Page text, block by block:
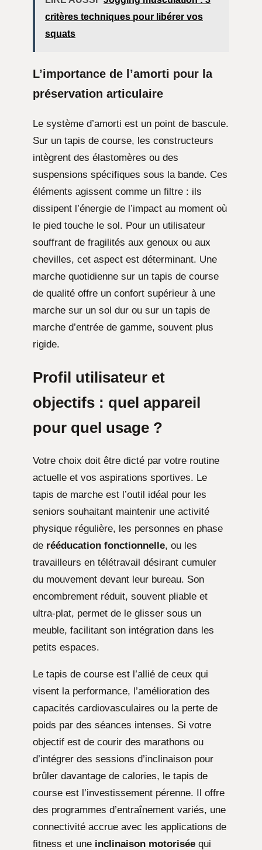
critères techniques pour libérer vos
squats
L’importance de l’amorti pour la
préservation articulaire
Le système d’amorti est un point de bascule.
Sur un tapis de course, les constructeurs
intègrent des élastomères ou des
suspensions spécifiques sous la bande. Ces
éléments agissent comme un filtre : ils
dissipent l’énergie de l’impact au moment où
le pied touche le sol. Pour un utilisateur
souffrant de fragilités aux genoux ou aux
chevilles, cet aspect est déterminant. Une
marche quotidienne sur un tapis de course
de qualité offre un confort supérieur à une
marche sur un sol dur ou sur un tapis de
marche d’entrée de gamme, souvent plus
rigide.
Profil utilisateur et
objectifs : quel appareil
pour quel usage ?
Votre choix doit être dicté par votre routine
actuelle et vos aspirations sportives. Le
tapis de marche est l’outil idéal pour les
seniors souhaitant maintenir une activité
physique régulière, les personnes en phase
de rééducation fonctionnelle, ou les
travailleurs en télétravail désirant cumuler
du mouvement devant leur bureau. Son
encombrement réduit, souvent pliable et
ultra-plat, permet de le glisser sous un
meuble, facilitant son intégration dans les
petits espaces.
Le tapis de course est l’allié de ceux qui
visent la performance, l’amélioration des
capacités cardiovasculaires ou la perte de
poids par des séances intenses. Si votre
objectif est de courir des marathons ou
d’intégrer des sessions d’inclinaison pour
brûler davantage de calories, le tapis de
course est l’investissement pérenne. Il offre
des programmes d’entraînement variés, une
connectivité accrue avec les applications de
fitness et une inclinaison motorisée qui